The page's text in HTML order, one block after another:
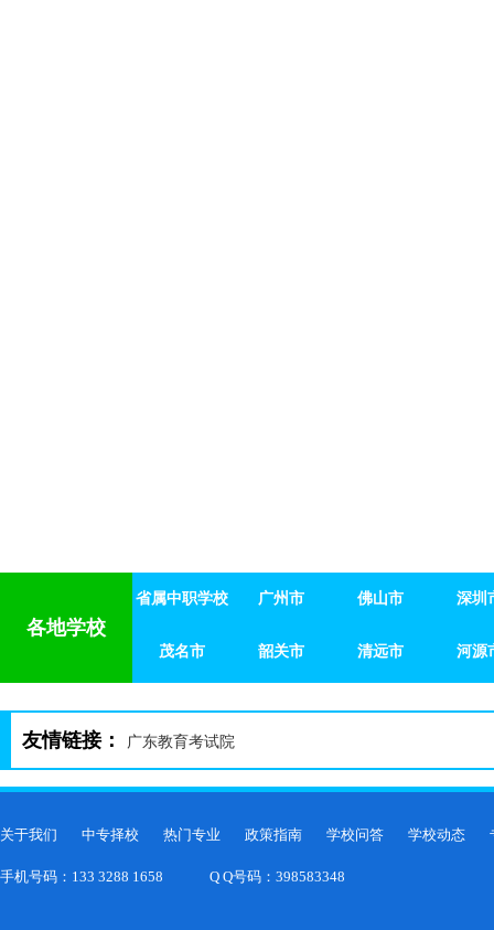
各地学校
省属中职学校 广州市 佛山市 深圳
茂名市
茂名市
韶关市
韶关市
清远市
清远市
河源
河源
友情链接： 广东教育考试院
关于我们 中专择校 热门专业 政策指南 学校问答 学校动态
手机号码：133 3288 1658 Q Q号码：398583348